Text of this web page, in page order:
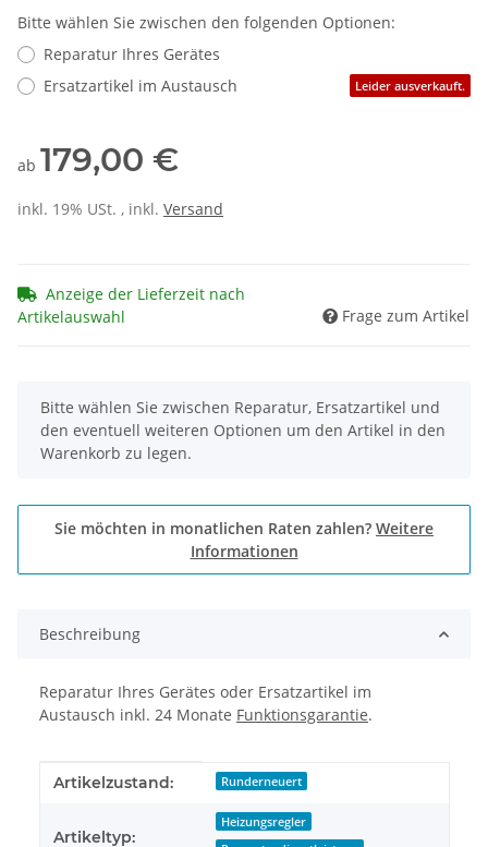
Bitte wählen Sie zwischen den folgenden Optionen:
Reparatur Ihres Gerätes
Ersatzartikel im Austausch
Leider ausverkauft.
ab 179,00 €
inkl. 19% USt. , inkl. Versand
Anzeige der Lieferzeit nach
Artikelauswahl
Frage zum Artikel
x
Bitte wählen Sie zwischen Reparatur, Ersatzartikel und
den eventuell weiteren Optionen um den Artikel in den
Warenkorb zu legen.
Sie möchten in monatlichen Raten zahlen? Weitere
Informationen
Beschreibung
Reparatur Ihres Gerätes oder Ersatzartikel im
Austausch inkl. 24 Monate Funktionsgarantie.
Produkteigenschaft
Wert
Artikelzustand: Runderneuert
Artikeltyp:
Heizungsregler